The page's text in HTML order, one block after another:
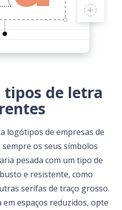
tipos de letra
logótipos de empresas de
os seus símbolos
pesada com um tipo de
e resistente, como
serifas de traço grosso.
espaços reduzidos, opte